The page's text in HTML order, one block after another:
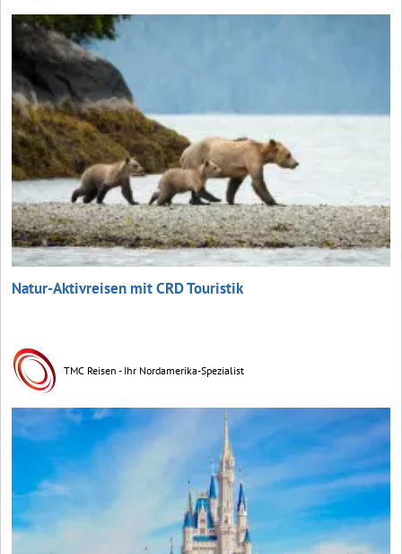
Natur-Aktivreisen mit CRD Touristik
TMC Reisen - Ihr Nordamerika-Spezialist